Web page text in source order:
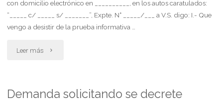
el
juez"
con domicilio electrónico en __________, en los autos caratulados:
“_____ c/ _____ s/ _______”, Expte. N° _____/___ a V.S. digo: I.- Que
vengo a desistir de la prueba informativa …
Leer más "Desiste
prueba
Demanda solicitando se decrete